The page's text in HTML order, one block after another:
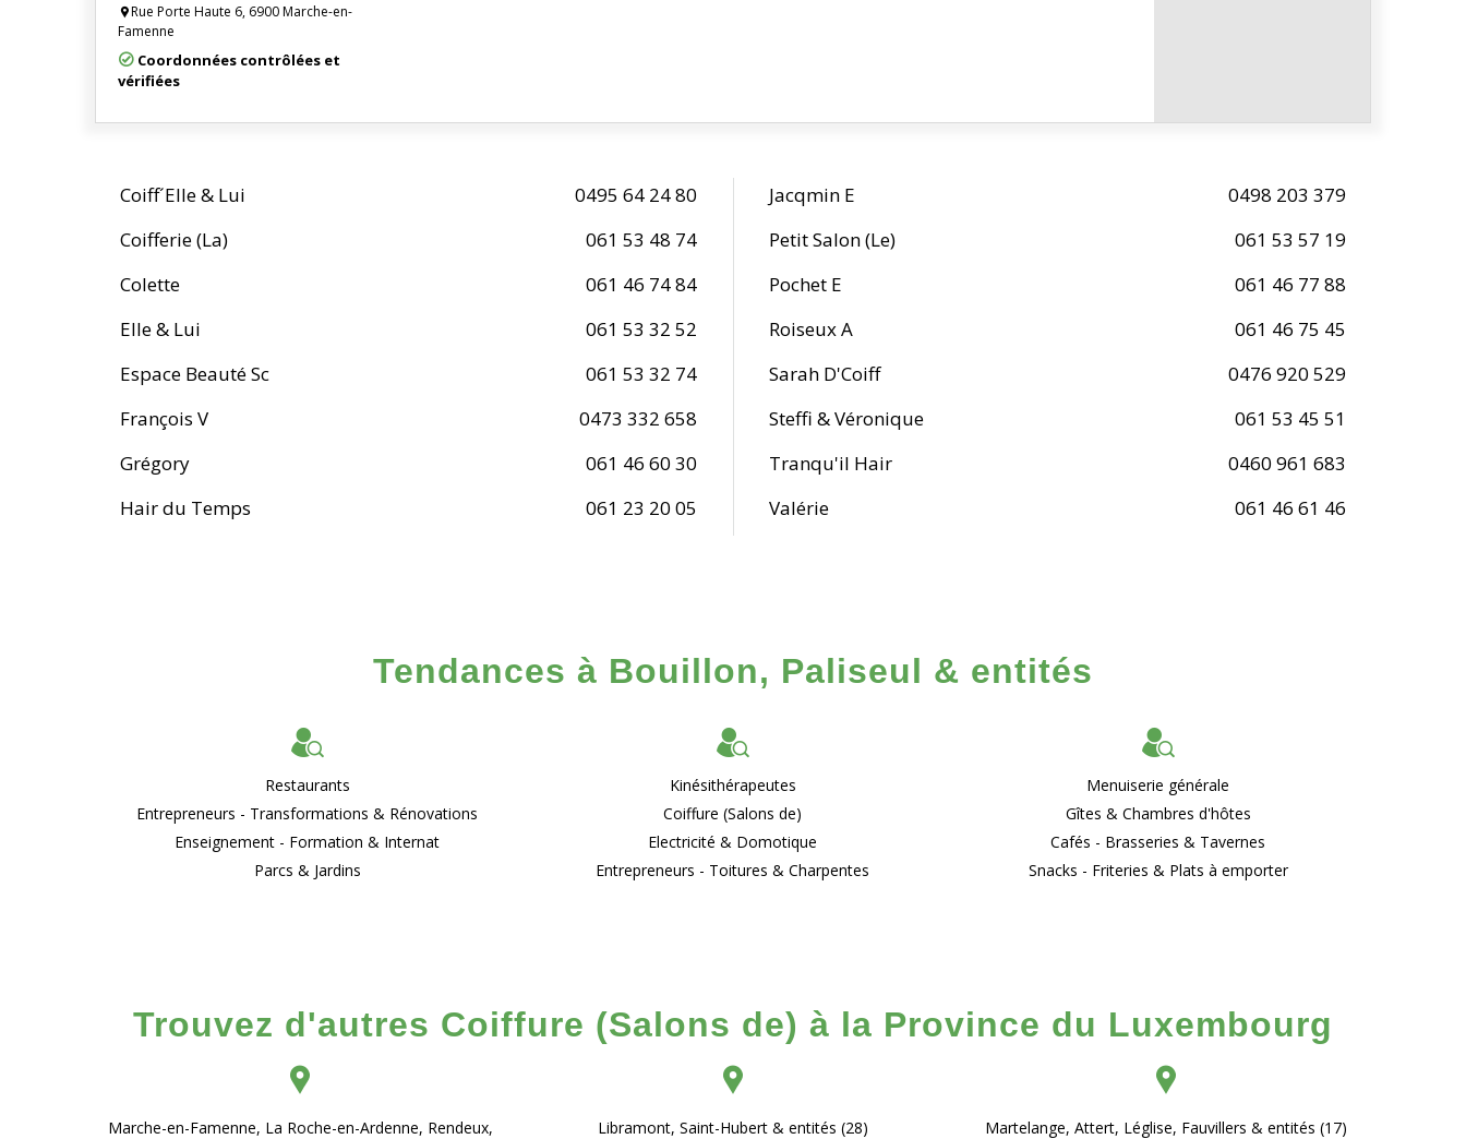
Rue Porte Haute 6, 6900 Marche-en-
Famenne
Coordonnées contrôlées et
vérifiées
Coiff´Elle & Lui
0495 64 24 80
Coifferie (La)
061 53 48 74
Colette
061 46 74 84
Elle & Lui
061 53 32 52
Espace Beauté Sc
061 53 32 74
François V
0473 332 658
Grégory
061 46 60 30
Hair du Temps
061 23 20 05
Jacqmin E
0498 203 379
Petit Salon (Le)
061 53 57 19
Pochet E
061 46 77 88
Roiseux A
061 46 75 45
Sarah D'Coiff
0476 920 529
Steffi & Véronique
061 53 45 51
Tranqu'il Hair
0460 961 683
Valérie
061 46 61 46
Tendances à Bouillon, Paliseul & entités
Restaurants
Entrepreneurs - Transformations & Rénovations
Enseignement - Formation & Internat
Parcs & Jardins
Kinésithérapeutes
Coiffure (Salons de)
Electricité & Domotique
Entrepreneurs - Toitures & Charpentes
Menuiserie générale
Gîtes & Chambres d'hôtes
Cafés - Brasseries & Tavernes
Snacks - Friteries & Plats à emporter
Trouvez d'autres Coiffure (Salons de) à la Province du Luxembourg
Marche-en-Famenne, La Roche-en-Ardenne, Rendeux,
Libramont, Saint-Hubert & entités (28)
Martelange, Attert, Léglise, Fauvillers & entités (17)